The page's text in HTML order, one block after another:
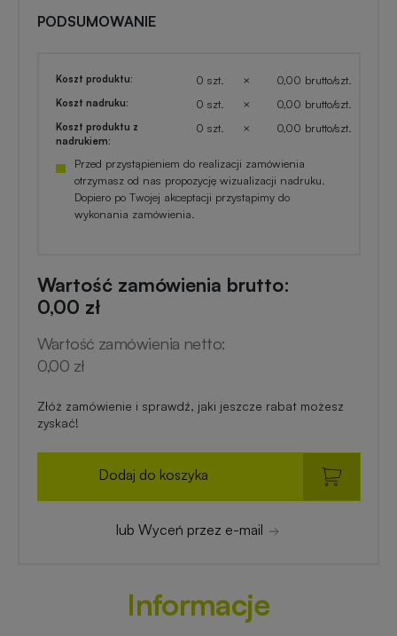
PODSUMOWANIE
Koszt produktu: 0 szt. × 0,00 brutto/szt.
Koszt nadruku: 0 szt. × 0,00 brutto/szt.
Koszt produktu z
nadrukiem:
0 szt. × 0,00 brutto/szt.
Przed przystąpieniem do realizacji zamówienia
otrzymasz od nas propozycję wizualizacji nadruku.
Dopiero po Twojej akceptacji przystąpimy do
wykonania zamówienia.
Wartość zamówienia brutto:
0,00 zł
Wartość zamówienia netto:
0,00 zł
Złóż zamówienie i sprawdź, jaki jeszcze rabat możesz
zyskać!
Dodaj do koszyka
lub Wyceń przez e-mail
Informacje